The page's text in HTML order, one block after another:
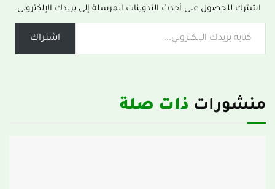
اشترك للحصول على أحدث التدوينات المرسلة إلى بريدك الإلكتروني.
اشتراك
منشورات ذات صلة